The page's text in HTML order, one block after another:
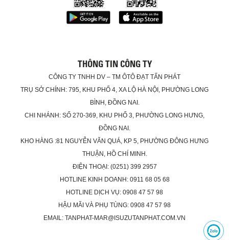
THÔNG TIN CÔNG TY
CÔNG TY TNHH DV – TM ÔTÔ ĐẠT TẤN PHÁT
TRỤ SỞ CHÍNH: 795, KHU PHỐ 4, XA LỘ HÀ NỘI, PHƯỜNG LONG
BÌNH, ĐỒNG NAI.
CHI NHÁNH: SỐ 270-369, KHU PHỐ 3, PHƯỜNG LONG HƯNG,
ĐỒNG NAI.
KHO HÀNG :81 NGUYỄN VĂN QUÁ, KP 5, PHƯỜNG ĐÔNG HƯNG
THUẬN, HỒ CHÍ MINH.
ĐIỆN THOẠI: (0251) 399 2957
HOTLINE KINH DOANH: 0911 68 05 68
HOTLINE DỊCH VỤ: 0908 47 57 98
HẬU MÃI VÀ PHỤ TÙNG: 0908 47 57 98
EMAIL: TANPHAT-MAR@ISUZUTANPHAT.COM.VN